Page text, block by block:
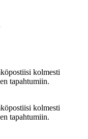
kolmesti
tapahtumiin.
kolmesti
tapahtumiin.